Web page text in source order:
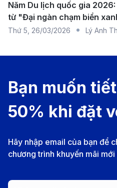
thời gian linh hoạt.
Xe đưa đón sân bay:
chuyển tiện lợi và thoải
Sân bay quốc tế
(MSP)
Saint Paul International
Saint Paul, cách trung tâm
Năm Du lịch quốc gia
từ "Đại ngàn chạm biển
Thứ 5 26/03/2026 Lý Anh
Bạn muốn
50% khi đặt
Hãy nhập email của bạn để
chương trình khuyến mãi mới